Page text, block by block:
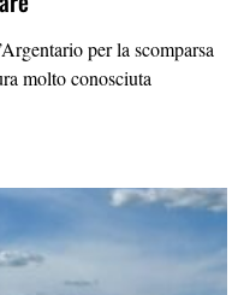
per la scomparsa
molto conosciuta